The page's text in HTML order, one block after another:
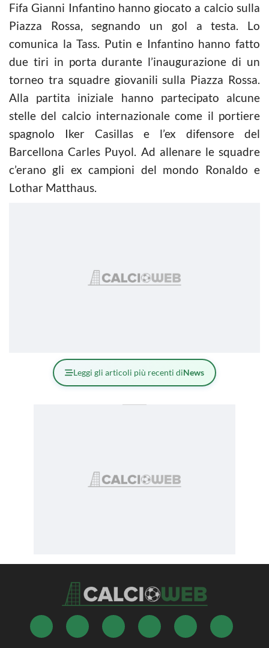
Fifa Gianni Infantino hanno giocato a calcio sulla
Piazza Rossa, segnando un gol a testa. Lo
comunica la Tass. Putin e Infantino hanno fatto
due tiri in porta durante l’inaugurazione di un
torneo tra squadre giovanili sulla Piazza Rossa.
Alla partita iniziale hanno partecipato alcune
stelle del calcio internazionale come il portiere
spagnolo Iker Casillas e l’ex difensore del
Barcellona Carles Puyol. Ad allenare le squadre
c’erano gli ex campioni del mondo Ronaldo e
Lothar Matthaus.
Leggi gli articoli più recenti diNews